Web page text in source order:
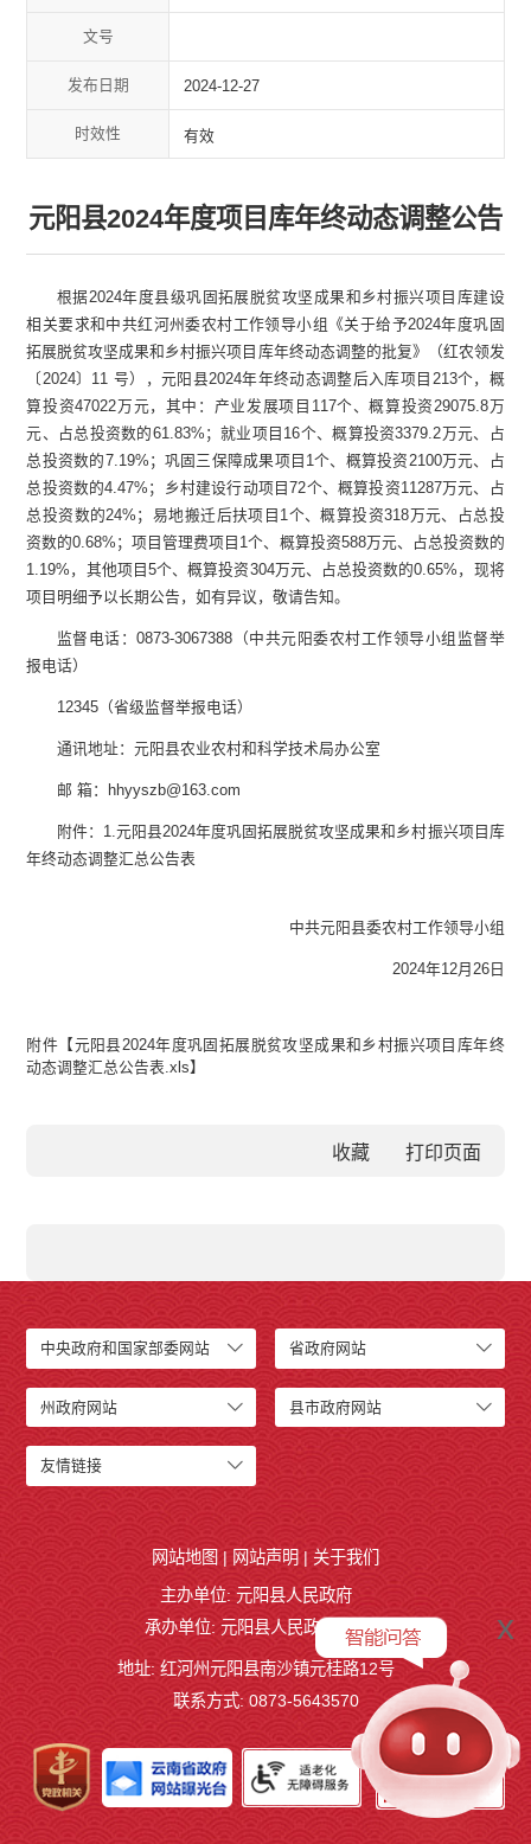
文号
发布日期 2024-12-27
时效性 有效
元阳县2024年度项目库年终动态调整公告
根据2024年度县级巩固拓展脱贫攻坚成果和乡村振兴项目库建设
相关要求和中共红河州委农村工作领导小组《关于给予2024年度巩固
拓展脱贫攻坚成果和乡村振兴项目库年终动态调整的批复》（红农领发
〔2024〕11 号），元阳县2024年年终动态调整后入库项目213个，概
算投资47022万元，其中：产业发展项目117个、概算投资29075.8万
元、占总投资数的61.83%；就业项目16个、概算投资3379.2万元、占
总投资数的7.19%；巩固三保障成果项目1个、概算投资2100万元、占
总投资数的4.47%；乡村建设行动项目72个、概算投资11287万元、占
总投资数的24%；易地搬迁后扶项目1个、概算投资318万元、占总投
资数的0.68%；项目管理费项目1个、概算投资588万元、占总投资数的
1.19%，其他项目5个、概算投资304万元、占总投资数的0.65%，现将
项目明细予以长期公告，如有异议，敬请告知。
监督电话：0873-3067388（中共元阳委农村工作领导小组监督举
报电话）
12345（省级监督举报电话）
通讯地址：元阳县农业农村和科学技术局办公室
邮 箱：hhyyszb@163.com
附件：1.元阳县2024年度巩固拓展脱贫攻坚成果和乡村振兴项目库
年终动态调整汇总公告表
中共元阳县委农村工作领导小组
2024年12月26日
附件【元阳县2024年度巩固拓展脱贫攻坚成果和乡村振兴项目库年终
动态调整汇总公告表.xls】
收藏
中央政府和国家部委网站 省政府网站
州政府网站 县市政府网站
友情链接
x
网站地图 | 网站声明 | 关于我们
主办单位: 元阳县人民政府
承办单位: 元阳县人民政府办公室
地址: 红河州元阳县南沙镇元桂路12号
联系方式: 0873-5643570